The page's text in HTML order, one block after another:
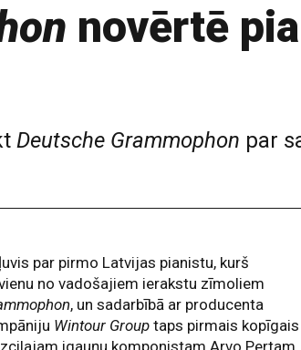
novērtē
Deutsche Grammophon par
par pirmo Latvijas pianistu, kurš
no vadošajiem ierakstu zīmoliem
, un sadarbībā ar producenta
Wintour Group taps pirmais kopīgais
igauņu komponistam Arvo Pertam